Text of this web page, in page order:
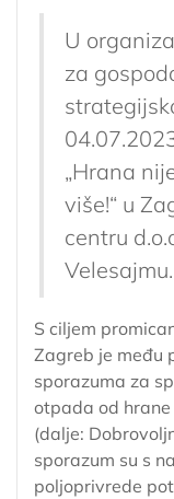
U
za
„Hrana
više!“ u
centru
Velesajmu.
S ciljem
Zagreb je među
sporazuma za
otpada od
(dalje:
sporazum su s
poljoprivrede